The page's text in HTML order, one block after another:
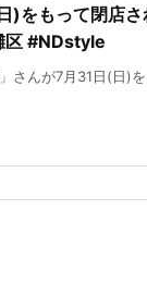
)をもって閉店
区 #NDstyle
さんが7月31日(日)